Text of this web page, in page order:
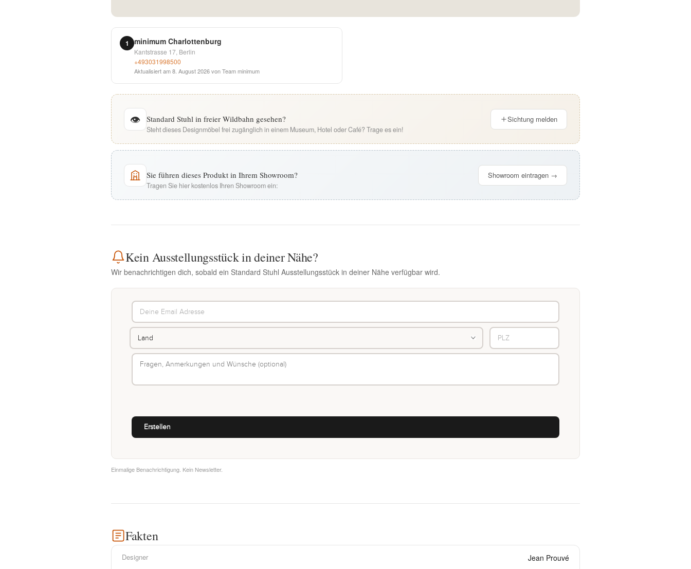
1 minimum Charlottenburg
Kantstrasse 17, Berlin
+493031998500
Aktualisiert am8. August 2026von Team minimum
👁 Standard Stuhl in freier Wildbahn gesehen?
Steht dieses Designmöbel frei zugänglich in einem Museum, Hotel oder Café? Trage es ein!
Sichtung melden
Sie führen dieses Produkt in Ihrem Showroom?
Tragen Sie hier kostenlos Ihren Showroom ein:
Showroom eintragen →
Kein Ausstellungsstück in deiner Nähe?
Wir benachrichtigen dich, sobald ein Standard Stuhl Ausstellungsstück in deiner Nähe verfügbar wird.
Einmalige Benachrichtigung. Kein Newsletter.
Fakten
Designer Jean Prouvé